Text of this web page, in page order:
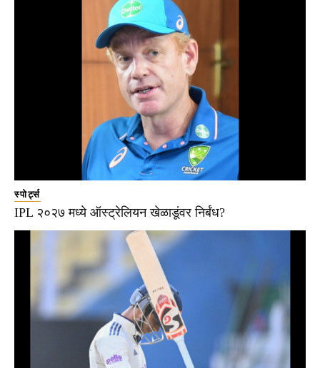
स्पोर्ट्स
IPL २०२७ मध्ये ऑस्ट्रेलियन खेळाडूंवर निर्बंध?